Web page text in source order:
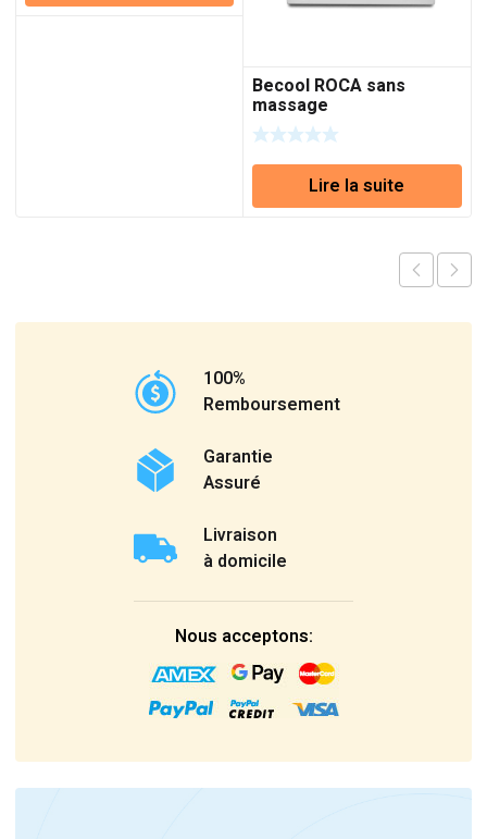
Becool ROCA sans
massage
réf:A248014001
Lire la suite
100%
Remboursement
Garantie
Assuré
Livraison
à domicile
Nous acceptons: